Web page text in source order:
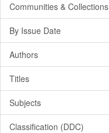
Communities & Collections
By Issue Date
Authors
Titles
Subjects
Classification (DDC)